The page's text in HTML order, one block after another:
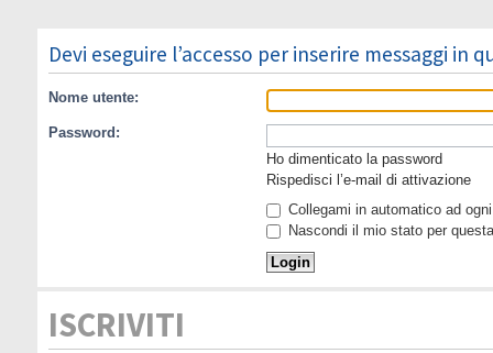
Devi eseguire l’accesso per inserire messaggi in
Nome utente:
Password:
Ho dimenticato la password
Rispedisci l’e-mail di attivazione
Collegami in automatico ad
Nascondi il mio stato per
ISCRIVITI